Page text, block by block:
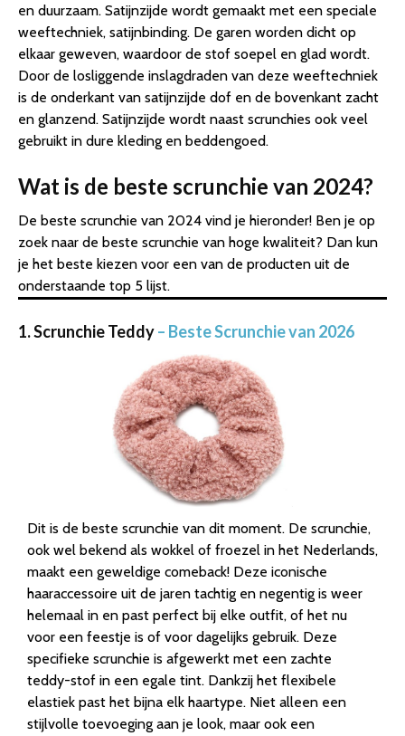
en duurzaam. Satijnzijde wordt gemaakt met een speciale
weeftechniek, satijnbinding. De garen worden dicht op
elkaar geweven, waardoor de stof soepel en glad wordt.
Door de losliggende inslagdraden van deze weeftechniek
is de onderkant van satijnzijde dof en de bovenkant zacht
en glanzend. Satijnzijde wordt naast scrunchies ook veel
gebruikt in dure kleding en beddengoed.
Wat is de beste scrunchie van 2024?
De beste scrunchie van 2024 vind je hieronder! Ben je op
zoek naar de beste scrunchie van hoge kwaliteit? Dan kun
je het beste kiezen voor een van de producten uit de
onderstaande top 5 lijst.
1. Scrunchie Teddy– Beste Scrunchie van 2026
Dit is de beste scrunchie van dit moment. De scrunchie,
ook wel bekend als wokkel of froezel in het Nederlands,
maakt een geweldige comeback! Deze iconische
haaraccessoire uit de jaren tachtig en negentig is weer
helemaal in en past perfect bij elke outfit, of het nu
voor een feestje is of voor dagelijks gebruik. Deze
specifieke scrunchie is afgewerkt met een zachte
teddy-stof in een egale tint. Dankzij het flexibele
elastiek past het bijna elk haartype. Niet alleen een
stijlvolle toevoeging aan je look, maar ook een